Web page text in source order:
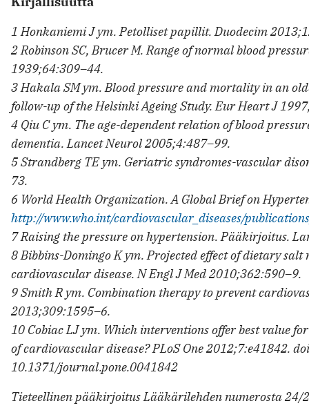
1 Honkaniemi J ym. Petolliset papillit. Duodecim
2 Robinson SC, Brucer M. Range of normal blood
1939;64:309–44.
3 Hakala SM ym. Blood pressure and mortality in an
follow-up of the Helsinki Ageing Study. Eur Heart J
4 Qiu C ym. The age-dependent relation of blood
dementia. Lancet Neurol 2005;4:487–99.
5 Strandberg TE ym. Geriatric syndromes-vascular
73.
6 World Health Organization. A Global Brief on
http://www.who.int/cardiovascular_diseases/
7 Raising the pressure on hypertension. Pääkirjoitus.
8 Bibbins-Domingo K ym. Projected effect of dietary
cardiovascular disease. N Engl J Med 2010;362:590–9.
9 Smith R ym. Combination therapy to prevent
2013;309:1595–6.
10 Cobiac LJ ym. Which interventions offer best value
of cardiovascular disease? PLoS One 2012;7:e41842.
10.1371/journal.pone.0041842
Tieteellinen pääkirjoitus Lääkärilehden numerosta 24/